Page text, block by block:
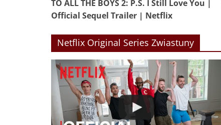
TO ALL THE BOYS 2: P.S. I Still Love You |
Official Sequel Trailer | Netflix
Netflix Original Series Zwiastuny